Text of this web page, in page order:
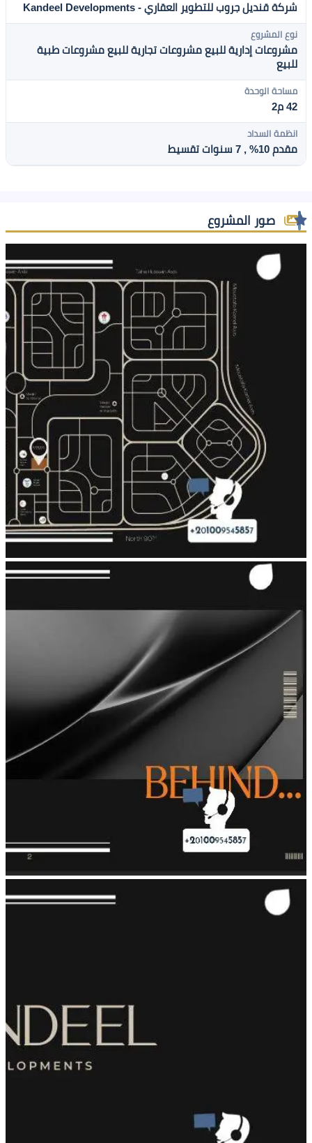
شركة قنديل جروب للتطوير العقاري - Kandeel Developments
نوع المشروع
مشروعات إدارية للبيع مشروعات تجارية للبيع مشروعات طبية
للبيع
مساحة الوحدة
42 م2
انظمة السداد
مقدم 10% , 7 سنوات تقسيط
صور المشروع